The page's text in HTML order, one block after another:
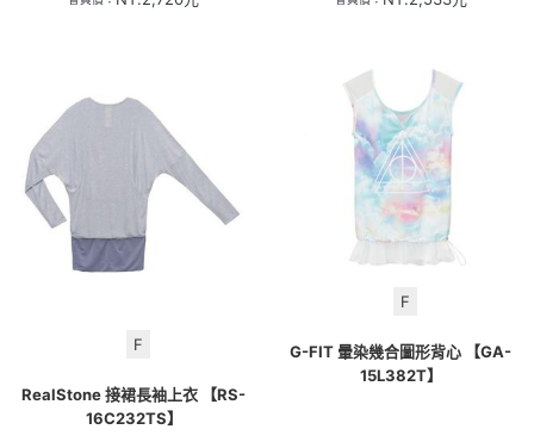
F
RealStone 接裙長袖上衣 【RS-
16C232TS】
F
G-FIT 暈染幾合圖形背心 【GA-
15L382T】